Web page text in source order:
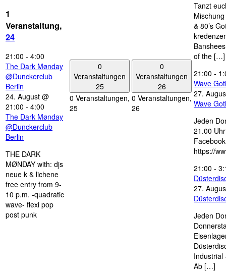
1
Veranstaltung,
24
21:00 - 4:00
The Dark Mønday
@Dunckerclub
Berlin
24. August @
21:00 - 4:00
The Dark Mønday
@Dunckerclub
Berlin
THE DARK
MØNDAY with: djs
neue k & lichene
free entry from 9-
10 p.m. -quadratic
wave- flexi pop
post punk
0
Veranstaltungen
25
0 Veranstaltungen,
25
0
Veranstaltungen
26
0 Veranstaltungen,
26
Tanzt
& 80’s
of the […]
21:00 -
Wave
27.
Wave
Jeden
21.00
https://
21:00 -
27.
Jeden
Industrial
Ab […]